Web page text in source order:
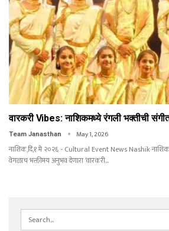
वारकरी Vibes: नाशिकमध्ये रंगली भक्तीची
Team Janasthan May 1, 2026
नाशिक,दि,१ मे २०२६ - Cultural Event News Nashik
वेगळाच भक्तीमय अनुभव देणारा ‘वारकरी…